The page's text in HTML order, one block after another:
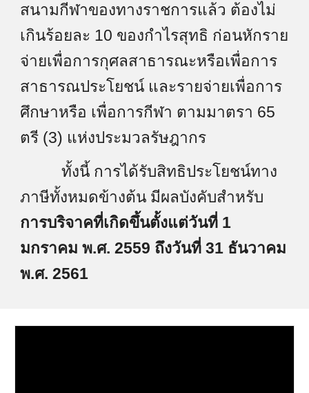
สนามกีฬาของทางราชการแล้ว ต้องไม่
เกินร้อยละ 10 ของกำไรสุทธิ ก่อนหักราย
จ่ายเพื่อการกุศลสาธารณะหรือเพื่อการ
สาธารณประโยชน์ และรายจ่ายเพื่อการ
ศึกษาหรือ เพื่อการกีฬา ตามมาตรา 65
ตรี (3) แห่งประมวลรัษฎากร
ทั้งนี้ การได้รับสิทธิประโยชน์ทาง
ภาษีทั้งหมดข้างต้น มีผลบังคับสำหรับ
การบริจาคที่เกิดขึ้นตั้งแต่วันที่ 1
มกราคม พ.ศ. 2559 ถึงวันที่ 31 ธันวาคม
พ.ศ. 2561